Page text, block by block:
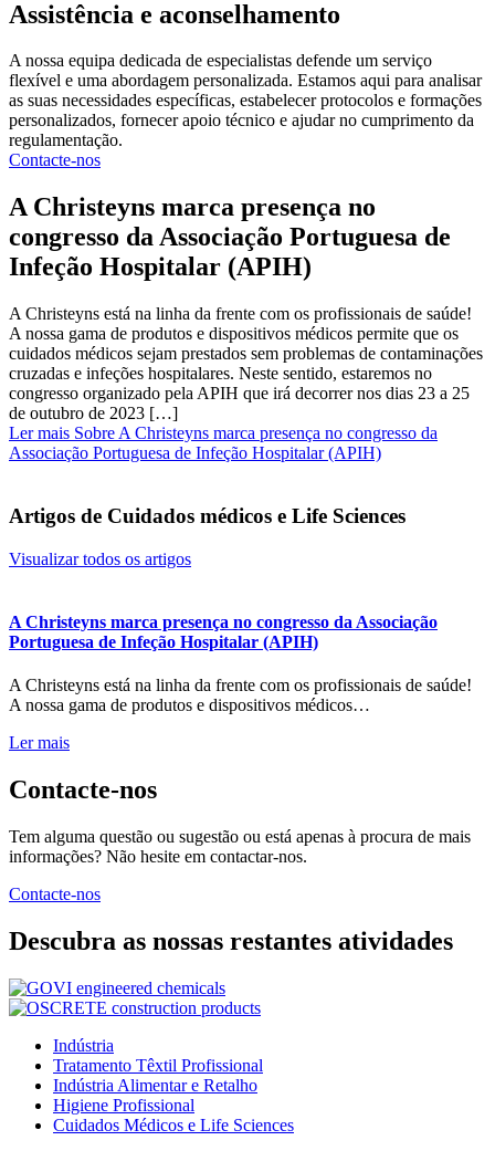
Assistência e aconselhamento
A nossa equipa dedicada de especialistas defende um serviço
flexível e uma abordagem personalizada. Estamos aqui para analisar
as suas necessidades específicas, estabelecer protocolos e formações
personalizados, fornecer apoio técnico e ajudar no cumprimento da
regulamentação.
Contacte-nos
A Christeyns marca presença no
congresso da Associação Portuguesa de
Infeção Hospitalar (APIH)
A Christeyns está na linha da frente com os profissionais de saúde!
A nossa gama de produtos e dispositivos médicos permite que os
cuidados médicos sejam prestados sem problemas de contaminações
cruzadas e infeções hospitalares. Neste sentido, estaremos no
congresso organizado pela APIH que irá decorrer nos dias 23 a 25
de outubro de 2023 […]
Ler mais Sobre A Christeyns marca presença no congresso da
Associação Portuguesa de Infeção Hospitalar (APIH)
Artigos de Cuidados médicos e Life Sciences
Visualizar todos os artigos
A Christeyns marca presença no congresso da Associação
Portuguesa de Infeção Hospitalar (APIH)
A Christeyns está na linha da frente com os profissionais de saúde!
A nossa gama de produtos e dispositivos médicos…
Ler mais
Contacte-nos
Tem alguma questão ou sugestão ou está apenas à procura de mais
informações? Não hesite em contactar-nos.
Contacte-nos
Descubra as nossas restantes atividades
Indústria
Tratamento Têxtil Profissional
Indústria Alimentar e Retalho
Higiene Profissional
Cuidados Médicos e Life Sciences